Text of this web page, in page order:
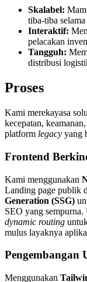
Skalabel:
tiba-tiba
Interaktif:
pelacakan
Tangguh:
distribusi
Proses
Kami merekayasa
kecepatan,
platform legacy yang
Frontend
Kami menggunakan
Landing page publik
Generation (SSG)
SEO yang
dynamic routing
mulus layaknya
Pengembangan
Menggunakan